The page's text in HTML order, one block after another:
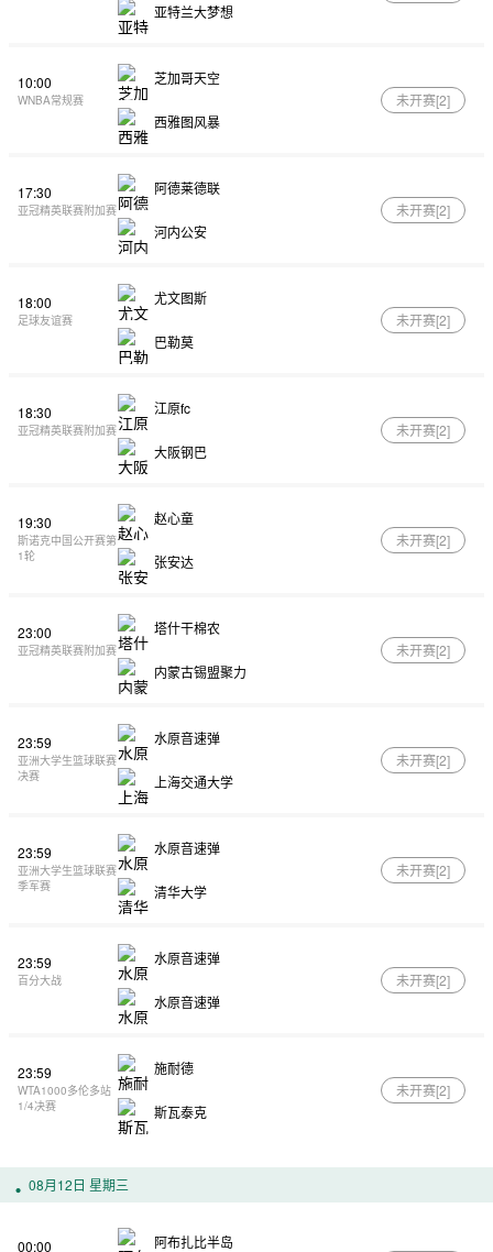
亚特兰大梦想
10:00
WNBA常规赛
芝加哥天空
西雅图风暴
未开赛[2]
17:30
亚冠精英联赛附加赛
阿德莱德联
河内公安
未开赛[2]
18:00
足球友谊赛
尤文图斯
巴勒莫
未开赛[2]
18:30
亚冠精英联赛附加赛
江原fc
大阪钢巴
未开赛[2]
19:30
斯诺克中国公开赛第
1轮
赵心童
张安达
未开赛[2]
23:00
亚冠精英联赛附加赛
塔什干棉农
内蒙古锡盟聚力
未开赛[2]
23:59
亚洲大学生篮球联赛
决赛
水原音速弹
上海交通大学
未开赛[2]
23:59
亚洲大学生篮球联赛
季军赛
水原音速弹
清华大学
未开赛[2]
23:59
百分大战
水原音速弹
水原音速弹
未开赛[2]
23:59
WTA1000多伦多站
1/4决赛
施耐德
斯瓦泰克
未开赛[2]
08月12日 星期三
00:00 阿布扎比半岛